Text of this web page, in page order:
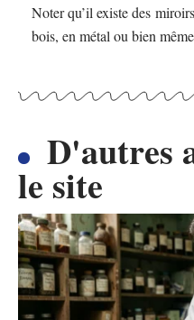
Noter qu’il existe des
bois, en métal ou bien
D'autres
le site